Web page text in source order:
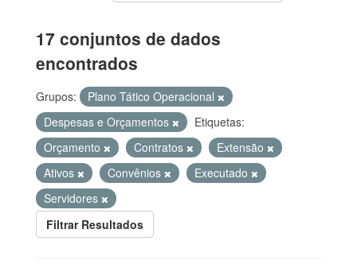
17 conjuntos de dados
encontrados
Grupos:
Plano Tático Operacional
Despesas e Orçamentos
Etiquetas:
Orçamento
Contratos
Extensão
Ativos
Convênios
Executado
Servidores
Filtrar Resultados